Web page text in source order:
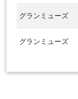
グランミューズ
グランミューズ